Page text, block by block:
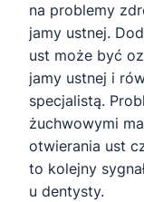
na problemy
jamy ustnej.
ust może być
jamy ustnej i
specjalistą.
żuchwowymi
otwierania ust
to kolejny
u dentysty.